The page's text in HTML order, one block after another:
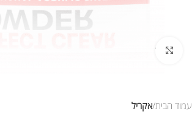
לחץ להגדלת התמונה
עמוד הבית אקריל